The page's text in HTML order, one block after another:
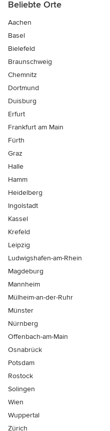
Beliebte Orte
Aachen
Basel
Bielefeld
Braunschweig
Chemnitz
Dortmund
Duisburg
Erfurt
Frankfurt am Main
Fürth
Graz
Halle
Hamm
Heidelberg
Ingolstadt
Kassel
Krefeld
Leipzig
Ludwigshafen-am-Rhein
Magdeburg
Mannheim
Mülheim-an-der-Ruhr
Münster
Nürnberg
Offenbach-am-Main
Osnabrück
Potsdam
Rostock
Solingen
Wien
Wuppertal
Zürich